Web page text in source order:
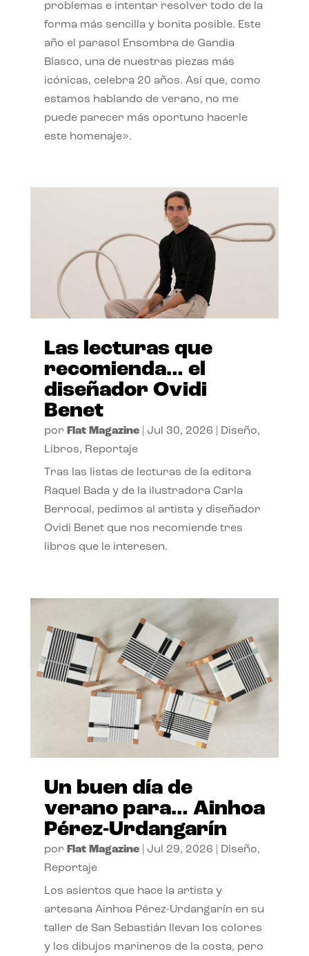
problemas e intentar resolver todo de la
forma más sencilla y bonita posible. Este
año el parasol Ensombra de Gandia
Blasco, una de nuestras piezas más
icónicas, celebra 20 años. Así que, como
estamos hablando de verano, no me
puede parecer más oportuno hacerle
este homenaje».
Las lecturas que
recomienda… el
diseñador Ovidi
Benet
por Flat Magazine| Jul 30, 2026 Diseño,
Libros, Reportaje
Tras las listas de lecturas de la editora
Raquel Bada y de la ilustradora Carla
Berrocal, pedimos al artista y diseñador
Ovidi Benet que nos recomiende tres
libros que le interesen.
Un buen día de
verano para… Ainhoa
Pérez-Urdangarín
por Flat Magazine| Jul 29, 2026 Diseño,
Reportaje
Los asientos que hace la artista y
artesana Ainhoa Pérez-Urdangarín en su
taller de San Sebastián llevan los colores
y los dibujos marineros de la costa, pero